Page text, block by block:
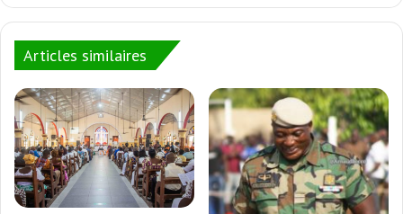
Articles similaires